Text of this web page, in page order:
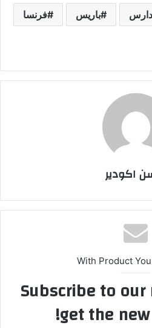
باريس فرنسا
اكودير
With Product
Subscribe to
get the